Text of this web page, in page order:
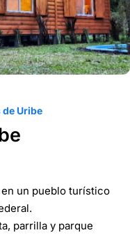
de Uribe
un pueblo turístico
parrilla y parque